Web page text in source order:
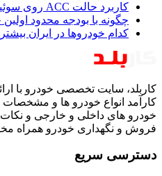
کاربرد حالت ACC روی سوئیچ خودرو
چگونه با بودجه محدود
کدام خودروها در ایران
کاربلد، سایت تخصصی خودرو با
کارآمد انواع خودرو ها و مشخصات
خودرو های داخلی و خارجی و
فروش و نگهداری خودرو همراه
دسترسی سریع